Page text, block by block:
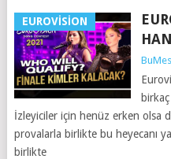
EUROVISION
İzleyiciler için henüz erken olsa
provalarla birlikte bu heyecanı
birlikte